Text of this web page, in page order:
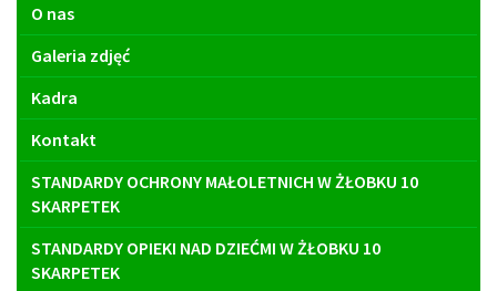
O nas
Galeria zdjęć
Kadra
Kontakt
STANDARDY OCHRONY MAŁOLETNICH W ŻŁOBKU 10
SKARPETEK
STANDARDY OPIEKI NAD DZIEĆMI W ŻŁOBKU 10
SKARPETEK